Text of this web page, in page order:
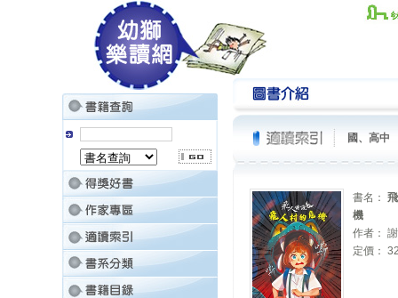
國、高中
書名：
機
作者：
定價：